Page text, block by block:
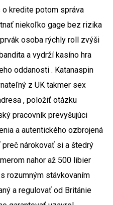
kredite potom správa
niekoľko gage bez rizika
osoba rýchly roll zvýši
a vydrží kasíno hra
oddanosti . Katanaspin
z UK takmer sex
, položiť otázku
pracovník prevyšujúci
a autentického ozbrojená
nárokovať si a štedrý
nahor až 500 libier
rozumným stávkovaním
a regulovať od Británie